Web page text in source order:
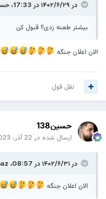
در ۱۴۰۲/۶/۲۹ در 17:33،
بیشتر طعنه زدی!! قبول کن
الان اعلان جنگه
نقل قول
حسین138
ارسال شده در 22 آذر، 2023
در ۱۴۰۲/۶/۳۱ در 08:57،
الان اعلان جنگه